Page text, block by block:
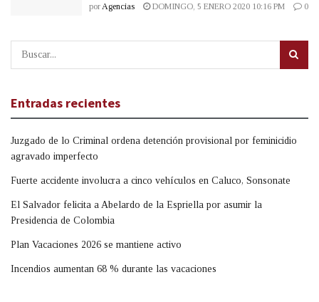
por Agencias DOMINGO, 5 ENERO 2020 10:16 PM 0
Entradas recientes
Juzgado de lo Criminal ordena detención provisional por feminicidio
agravado imperfecto
Fuerte accidente involucra a cinco vehículos en Caluco, Sonsonate
El Salvador felicita a Abelardo de la Espriella por asumir la
Presidencia de Colombia
Plan Vacaciones 2026 se mantiene activo
Incendios aumentan 68 % durante las vacaciones